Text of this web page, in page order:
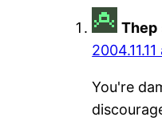
Thep
You're